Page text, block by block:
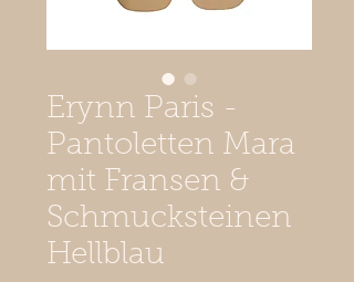
Erynn Paris -
Pantoletten Mara
mit Fransen &
Schmucksteinen
Hellblau